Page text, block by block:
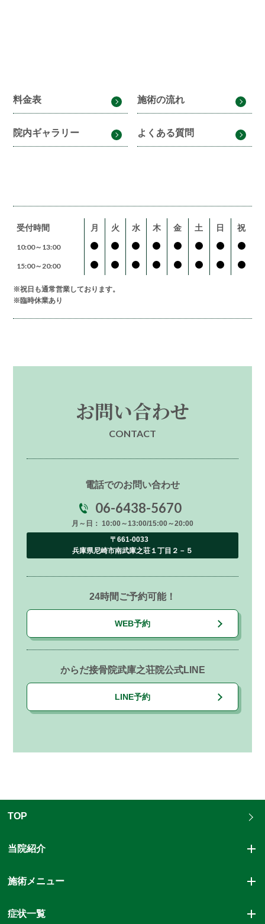
料金表 施術の流れ
院内ギャラリー よくある質問
受付時間 月 火 水 木 金 土 日 祝
10:00～13:00
15:00～20:00
※祝日も通常営業しております。
※臨時休業あり
お問い合わせ
CONTACT
電話でのお問い合わせ
06-6438-5670
月～日： 10:00～13:00/15:00～20:00
〒661-0033
兵庫県尼崎市南武庫之荘１丁目２－５
24時間ご予約可能！
WEB予約
からだ接骨院武庫之荘院公式LINE
LINE予約
TOP
当院紹介
施術メニュー
症状一覧